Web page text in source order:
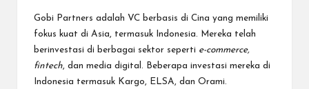
Gobi Partners adalah VC berbasis di Cina yang memiliki
fokus kuat di Asia, termasuk Indonesia. Mereka telah
berinvestasi di berbagai sektor seperti e-commerce,
fintech, dan media digital. Beberapa investasi mereka di
Indonesia termasuk Kargo, ELSA, dan Orami.